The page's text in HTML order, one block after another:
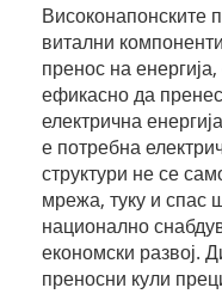
Високонапонските
витални
пренос на
ефикасно да
електрична
е потребна
структури не се
мрежа, туку и спас
национално
економски развој.
преносни кули